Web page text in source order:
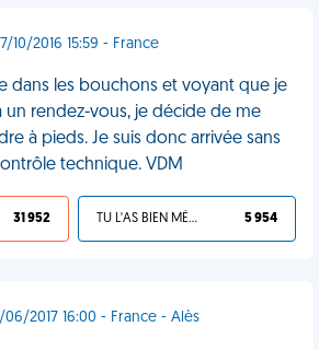
10/2016 15:59 - France
dans les bouchons et voyant que je
un rendez-vous, je décide de me
à pieds. Je suis donc arrivée sans
technique. VDM
31 952 TU L'AS BIEN MÉRITÉ 5 954
06/2017 16:00 - France - Alès